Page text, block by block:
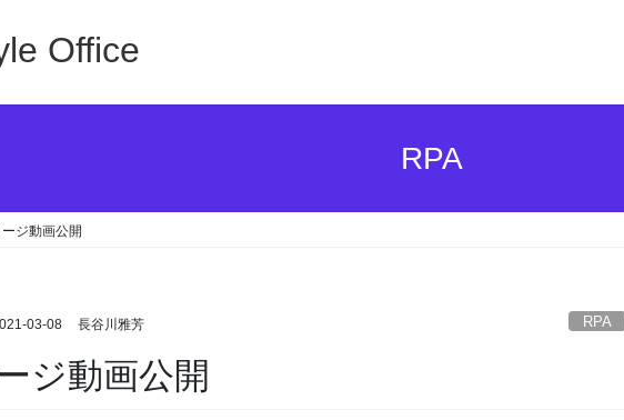
Office
RPA
ジ動画公開
03-08 長谷川雅芳 RPA
ジ動画公開